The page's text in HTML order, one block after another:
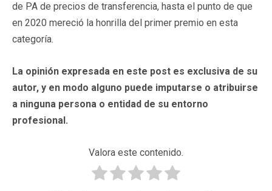
de PA de precios de transferencia, hasta el punto de que
en 2020 mereció la honrilla del primer premio en esta
categoría.
La opinión expresada en este post es exclusiva de su
autor, y en modo alguno puede imputarse o atribuirse
a ninguna persona o entidad de su entorno
profesional.
Valora este contenido.